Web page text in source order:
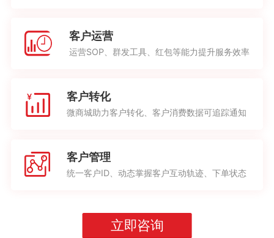
客户运营
运营SOP、群发工具、红包等能力提升服务效率
客户转化
微商城助力客户转化、客户消费数据可追踪通知
客户管理
统一客户ID、动态掌握客户互动轨迹、下单状态
立即咨询